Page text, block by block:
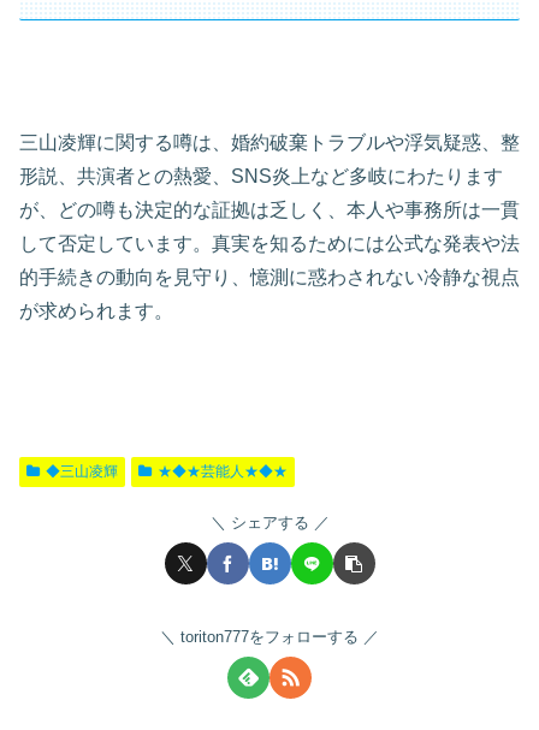
三山凌輝に関する噂は、婚約破棄トラブルや浮気疑惑、整
形説、共演者との熱愛、SNS炎上など多岐にわたります
が、どの噂も決定的な証拠は乏しく、本人や事務所は一貫
して否定しています。真実を知るためには公式な発表や法
的手続きの動向を見守り、憶測に惑わされない冷静な視点
が求められます。
◆三山凌輝 ★◆★芸能人★◆★
シェアする
toriton777をフォローする